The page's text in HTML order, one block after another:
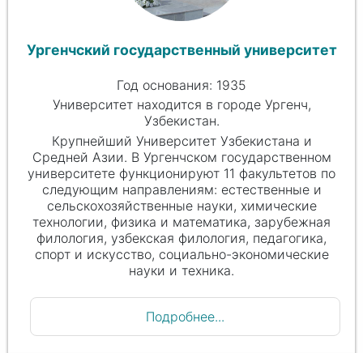
Ургенчский государственный университет
Год основания: 1935
Университет находится в городе Ургенч,
Узбекистан.
Крупнейший Университет Узбекистана и
Средней Азии. В Ургенчском государственном
университете функционируют 11 факультетов по
следующим направлениям: естественные и
сельскохозяйственные науки, химические
технологии, физика и математика, зарубежная
филология, узбекская филология, педагогика,
спорт и искусство, социально-экономические
науки и техника.
Подробнее...